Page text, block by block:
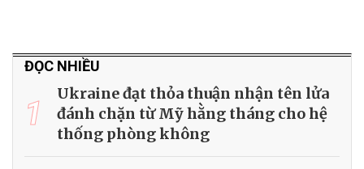
ĐỌC NHIỀU
1
Ukraine đạt thỏa thuận nhận tên lửa
đánh chặn từ Mỹ hằng tháng cho hệ
thống phòng không